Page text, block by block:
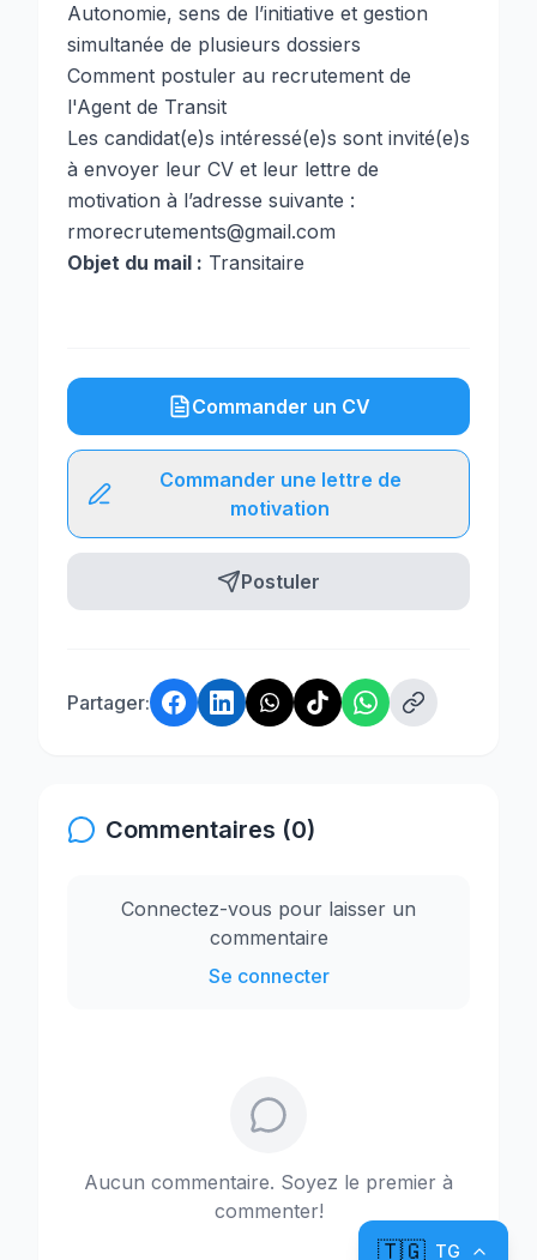
Autonomie, sens de l’initiative et gestion
simultanée de plusieurs dossiers
Comment postuler au recrutement de
l'Agent de Transit
Les candidat(e)s intéressé(e)s sont invité(e)s
à envoyer leur CV et leur lettre de
motivation à l’adresse suivante :
rmorecrutements@gmail.com
Objet du mail : Transitaire
Commander un CV
Commander une lettre de
motivation
Postuler
Partager:
Commentaires (0)
Connectez-vous pour laisser un
commentaire
Se connecter
Aucun commentaire. Soyez le premier à
commenter!
🇹🇬 TG